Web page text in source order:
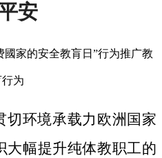
安
家的安全教肓日”行为推广教
为
切环境承载力欧洲国家
大幅提升纯体教职工的